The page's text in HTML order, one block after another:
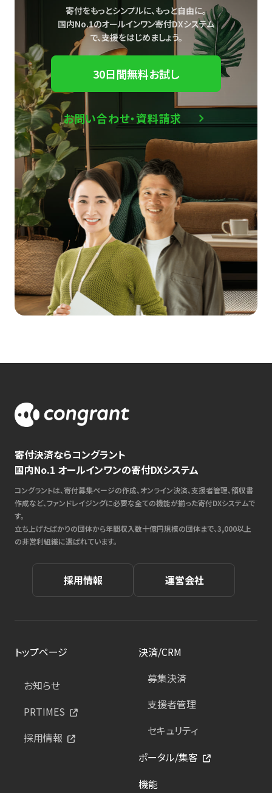
寄付をもっとシンプルに、もっと自由に。
国内No.1のオールインワン寄付DXシステム
で、支援をはじめましょう。
30日間無料お試し
お問い合わせ・資料請求
寄付決済ならコングラント
国内No.1 オールインワンの寄付DXシステム
コングラントは、寄付募集ページの作成、オンライン決済、支援者管理、領収書
作成など、ファンドレイジングに必要な全ての機能が揃った寄付DXシステムで
す。
立ち上げたばかりの団体から年間収入数十億円規模の団体まで、3,000以上
の非営利組織に選ばれています。
採用情報 運営会社
トップページ
お知らせ
PRTIMES
採用情報
決済/CRM
募集決済
支援者管理
セキュリティ
ポータル/集客
機能